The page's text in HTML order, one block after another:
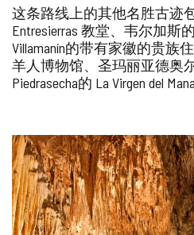
这条路线上的其他名胜古迹
Entresierras 教堂、韦尔加斯的
Villamanín的带有家徽的贵族
羊人博物馆、圣玛丽亚德奥
Piedrasecha的 La Virgen del
图
片
库